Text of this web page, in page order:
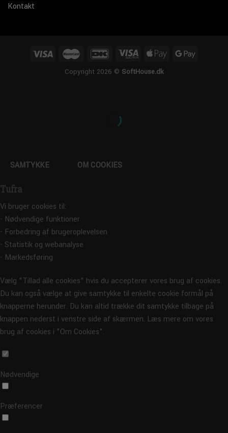
Kontakt
Copyright 2026 © SoftHouse.dk
SAMTYKKE OM COOKIES
Tufra
Vi bruger cookies til:
- Nødvendige funktioner
- Forbedring af brugeroplevelsen
- Statistik og webanalyse
- Markedsføring
Vælg "Tillad alle cookies" hvis du accepterer vores brug af cookies.
Du kan også vælge at give samtykke til enkelte cookie formål på
knapperne herunder. Du kan altid trække dit samtykke tilbage på
knappen nederst i venstre side af skærmen. Læs mere om vores
brug af cookies i "Om Cookies".
Nødvendige
Præferencer